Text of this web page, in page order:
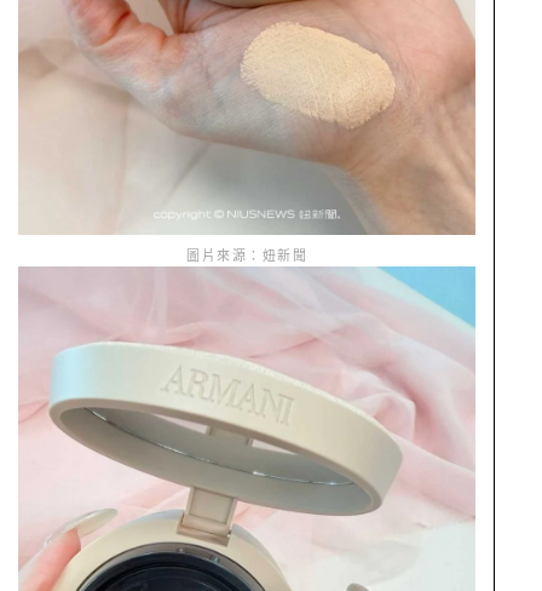
圖片來源：妞新聞